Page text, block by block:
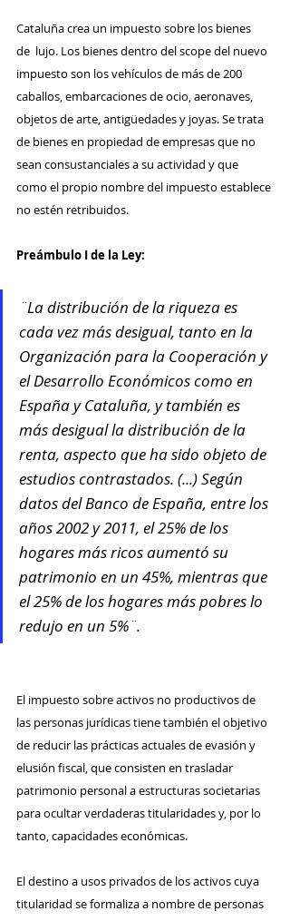
Cataluña crea un impuesto sobre los bienes
de  lujo. Los bienes dentro del scope del nuevo
impuesto son los vehículos de más de 200
caballos, embarcaciones de ocio, aeronaves,
objetos de arte, antigüedades y joyas. Se trata
de bienes en propiedad de empresas que no
sean consustanciales a su actividad y que
como el propio nombre del impuesto establece
no estén retribuidos.
Preámbulo I de la Ley:
¨La distribución de la riqueza es
cada vez más desigual, tanto en la
Organización para la Cooperación y
el Desarrollo Económicos como en
España y Cataluña, y también es
más desigual la distribución de la
renta, aspecto que ha sido objeto de
estudios contrastados. (...) Según
datos del Banco de España, entre los
años 2002 y 2011, el 25% de los
hogares más ricos aumentó su
patrimonio en un 45%, mientras que
el 25% de los hogares más pobres lo
redujo en un 5%¨.
El impuesto sobre activos no productivos de
las personas jurídicas tiene también el objetivo
de reducir las prácticas actuales de evasión y
elusión fiscal, que consisten en trasladar
patrimonio personal a estructuras societarias
para ocultar verdaderas titularidades y, por lo
tanto, capacidades económicas.
El destino a usos privados de los activos cuya
titularidad se formaliza a nombre de personas